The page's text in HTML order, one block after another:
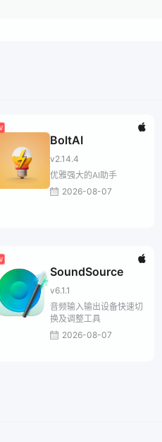
BoltAI
v2.14.4
优雅强大的AI助手
2026-08-07
SoundSource
v6.1.1
音频输入输出设备快速切
换及调整工具
2026-08-07